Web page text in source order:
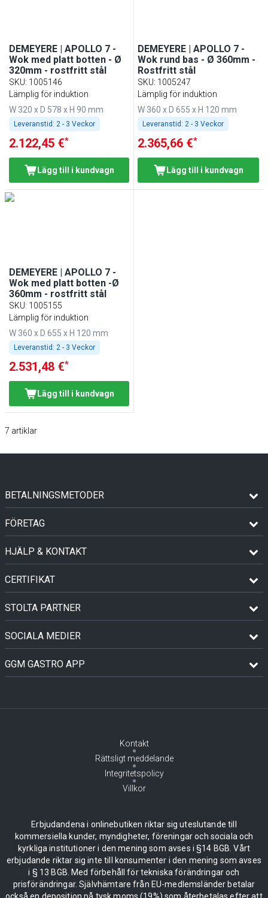
DEMEYERE | APOLLO 7 -
Wok med platt botten - Ø
320mm - rostfritt stål
SKU: 1005146
Lämplig för induktion
W 320 x D 578 x H 90 mm
Leveranstid: 2 - 3 Veckor
2.122,45 €*
Lägg till i kundvagn
DEMEYERE | APOLLO 7 -
Wok rund bas - Ø 360mm -
Rostfritt stål
SKU: 1005247
Lämplig för induktion
W 360 x D 655 x H 120 mm
Leveranstid: 2 - 3 Veckor
2.365,66 €*
Lägg till i kundvagn
DEMEYERE | APOLLO 7 -
Wok med platt botten -Ø
360mm - rostfritt stål
SKU: 1005155
Lämplig för induktion
W 360 x D 655 x H 120 mm
Leveranstid: 2 - 3 Veckor
2.531,48 €*
Lägg till i kundvagn
7 artiklar
BETALNINGSMETODER
FÖRETAG
HJÄLP & KONTAKT
CERTIFIKAT
STOLTA PARTNER
SOCIALA MEDIER
GGM GASTRO APP
Kontakt
Rättsligt meddelande
Integritetspolicy
Villkor
Erbjudandena i onlinebutiken riktar sig uteslutande till
kommersiella kunder, myndigheter, föreningar och sociala och
kyrkliga institutioner i den mening som avses i §14 BGB. Vårt
erbjudande riktar sig inte till konsumenter i den mening som avses
i § 13 BGB. Med förbehåll för tekniska förändringar och
prisförändringar. Självhämtare från EU-medlemsländer betalar